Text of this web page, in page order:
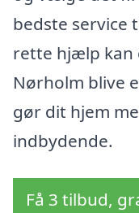
bedste service
rette hjælp kan
Nørholm blive
gør dit hjem
indbydende.
Få 3 tilbud,